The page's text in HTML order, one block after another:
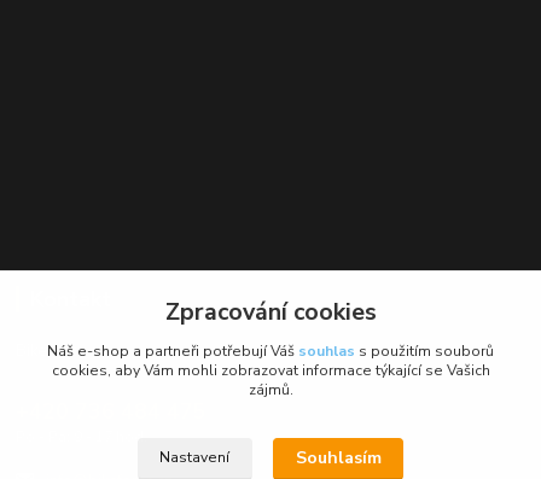
BikeForce.cz
Zpracování cookies
Náš e-shop a partneři potřebují Váš souhlas s použitím souborů
cookies, aby Vám mohli zobrazovat informace týkající se Vašich
zájmů.
Nastavení Souhlasím